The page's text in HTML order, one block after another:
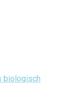
biologisch